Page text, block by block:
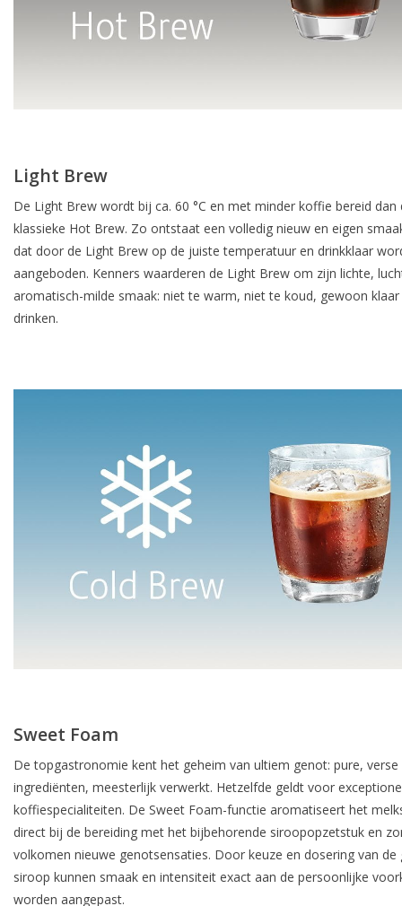
Light Brew
De Light Brew wordt bij ca. 60 °C en met minder koffie bereid dan
klassieke Hot Brew. Zo ontstaat een volledig nieuw en eigen
dat door de Light Brew op de juiste temperatuur en drinkklaar
aangeboden. Kenners waarderen de Light Brew om zijn lichte,
aromatisch-milde smaak: niet te warm, niet te koud, gewoon
drinken.
Sweet Foam
De topgastronomie kent het geheim van ultiem genot: pure, verse
ingrediënten, meesterlijk verwerkt. Hetzelfde geldt voor
koffiespecialiteiten. De Sweet Foam-functie aromatiseert het
direct bij de bereiding met het bijbehorende siroopopzetstuk en
volkomen nieuwe genotsensaties. Door keuze en dosering van de
siroop kunnen smaak en intensiteit exact aan de persoonlijke
worden aangepast.